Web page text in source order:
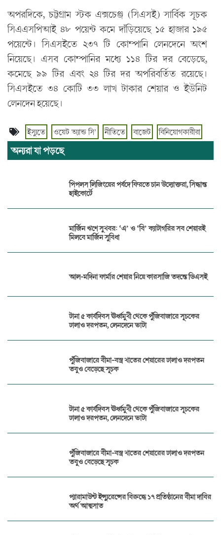
অপরদিকে, চট্টগ্রাম স্টক এক্সচেঞ্জ (সিএসই) সার্বিক সূচক
সিএএসপিআই ৪৮ পয়েন্ট কমে দাঁড়িয়েছে ১৫ হাজার ১৯৫
পয়েন্টে। সিএসইতে ২৩৭ টি কোম্পানি লেনদেনে অংশ
নিয়েছে। এসব কোম্পানির মধ্যে ১১৪ টির দর বেড়েছে,
কমেছে ৯৯ টির এবং ২৪ টির দর অপরিবর্তিত রয়েছে।
সিএসইতে ৩৪ কোটি ৩৩ লাখ টাকার শেয়ার ও ইউনিট
লেনদেন হয়েছে।
ইস্যুতে ওয়েট অ্যান্ড সি’ নীতিতে বাজেট বিনিয়োগকারীরা
অন্যরা যা পড়ছে
পিপলস লিজিংয়ের পর্ষদে ফিরতে চান উদ্যোক্তরা, সিদ্ধান্ত
হাইকোর্টে
মার্জিন ঋণে সুখবর: ‘এ’ ও ‘বি’ ক্যাটাগরির সব শেয়ারই
মিলবে মার্জিন সুবিধা
আল-মদিনা ফার্মার শেয়ার নিয়ে কারসাজি তদন্তে ডিএসই
টানা ৫ কার্যদিবস ঊর্ধ্বমুখী থেকে পুঁজিবাজারে সূচকের
ঢালাও দরপতন, লেনদেনে ভাটা
পুঁজিবাজারে বীমা-বস্ত্র খাতের শেয়ারের ঢালাও দরপতন
তবুও বেড়েছে সূচক
টানা ৫ কার্যদিবস ঊর্ধ্বমুখী থেকে পুঁজিবাজারে সূচকের
ঢালাও দরপতন, লেনদেনে ভাটা
পুঁজিবাজারে বীমা-বস্ত্র খাতের শেয়ারের ঢালাও দরপতন
তবুও বেড়েছে সূচক
প্যারামাউন্ট ইন্স্যুরেন্সের বিরুদ্ধে ১৭ প্রতিষ্ঠানের বীমা দাবির
অর্থ আত্মসাত